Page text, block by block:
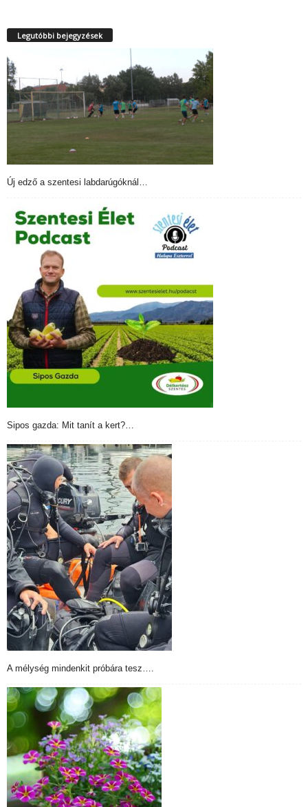
Legutóbbi bejegyzések
Új edző a szentesi labdarúgóknál…
Sipos gazda: Mit tanít a kert?…
A mélység mindenkit próbára tesz….